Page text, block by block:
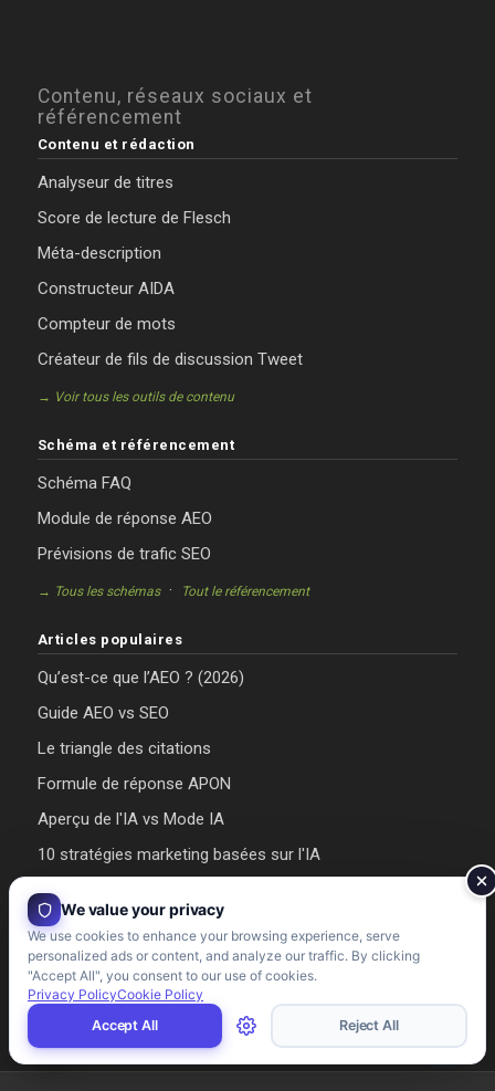
Contenu, réseaux sociaux et
référencement
Contenu et rédaction
Analyseur de titres
Score de lecture de Flesch
Méta-description
Constructeur AIDA
Compteur de mots
Créateur de fils de discussion Tweet
→ Voir tous les outils de contenu
Schéma et référencement
Schéma FAQ
Module de réponse AEO
Prévisions de trafic SEO
→ Tous les schémas· Tout le référencement
Articles populaires
Qu’est-ce que l’AEO ? (2026)
Guide AEO vs SEO
Le triangle des citations
Formule de réponse APON
Aperçu de l'IA vs Mode IA
10 stratégies marketing basées sur l'IA
Manger à l'ère de l'IA
Comment bloguer à l'ère de l'IA
→ Voir tous les articles
We value your privacy
We use cookies to enhance your browsing experience, serve
personalized ads or content, and analyze our traffic. By clicking
"Accept All", you consent to our use of cookies.
Privacy PolicyCookie Policy
Accept All
Reject All